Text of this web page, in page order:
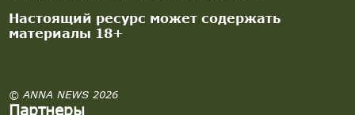
Настоящий ресурс может содержать
материалы 18+
© ANNA NEWS 2026
Партнеры